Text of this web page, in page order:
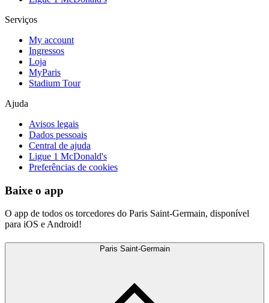
Serviços
My account
Ingressos
Loja
MyParis
Stadium Tour
Ajuda
Avisos legais
Dados pessoais
Central de ajuda
Ligue 1 McDonald's
Preferências de cookies
Baixe o app
O app de todos os torcedores do Paris Saint-Germain, disponível
para iOS e Android!
Paris Saint-Germain